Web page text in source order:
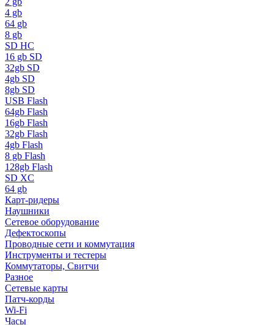
4 gb
64 gb
8 gb
SD HC
16 gb SD
32gb SD
4gb SD
8gb SD
USB Flash
64gb Flash
16gb Flash
32gb Flash
4gb Flash
8 gb Flash
128gb Flash
SD XC
64 gb
Карт-ридеры
Наушники
Сетевое оборудование
Дефектоскопы
Проводные сети и коммутация
Инструменты и тестеры
Коммутаторы, Свитчи
Разное
Сетевые карты
Патч-корды
Wi-Fi
Часы